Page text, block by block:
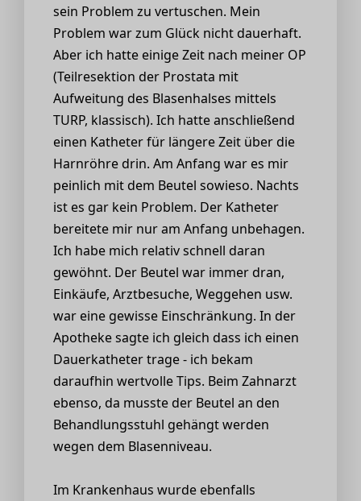
sein Problem zu vertuschen. Mein
Problem war zum Glück nicht dauerhaft.
Aber ich hatte einige Zeit nach meiner OP
(Teilresektion der Prostata mit
Aufweitung des Blasenhalses mittels
TURP, klassisch). Ich hatte anschließend
einen Katheter für längere Zeit über die
Harnröhre drin. Am Anfang war es mir
peinlich mit dem Beutel sowieso. Nachts
ist es gar kein Problem. Der Katheter
bereitete mir nur am Anfang unbehagen.
Ich habe mich relativ schnell daran
gewöhnt. Der Beutel war immer dran,
Einkäufe, Arztbesuche, Weggehen usw.
war eine gewisse Einschränkung. In der
Apotheke sagte ich gleich dass ich einen
Dauerkatheter trage - ich bekam
daraufhin wertvolle Tips. Beim Zahnarzt
ebenso, da musste der Beutel an den
Behandlungsstuhl gehängt werden
wegen dem Blasenniveau.
Im Krankenhaus wurde ebenfalls